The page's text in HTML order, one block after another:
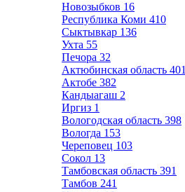
Новозыбков 16
Республика Коми 410
Сыктывкар 136
Ухта 55
Печора 32
Актюбинская область 401
Актобе 382
Кандыагаш 2
Иргиз 1
Вологодская область 398
Вологда 153
Череповец 103
Сокол 13
Тамбовская область 391
Тамбов 241